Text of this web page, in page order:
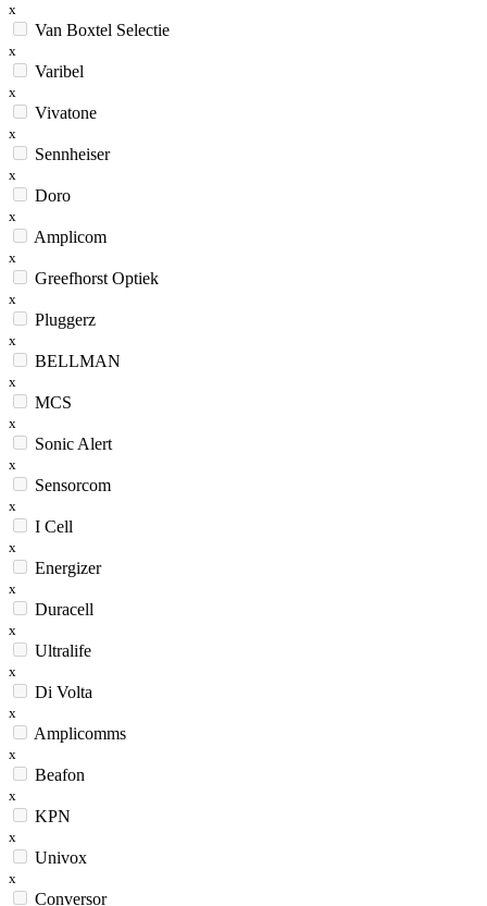
x
Van Boxtel Selectie
x
Varibel
x
Vivatone
x
Sennheiser
x
Doro
x
Amplicom
x
Greefhorst Optiek
x
Pluggerz
x
BELLMAN
x
MCS
x
Sonic Alert
x
Sensorcom
x
I Cell
x
Energizer
x
Duracell
x
Ultralife
x
Di Volta
x
Amplicomms
x
Beafon
x
KPN
x
Univox
x
Conversor